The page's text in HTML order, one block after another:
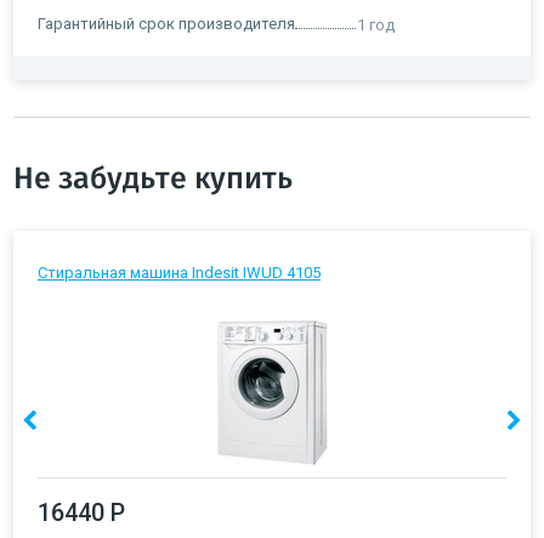
Гарантийный срок производителя 1 год
Не забудьте купить
Стиральная машина Indesit IWUD 4105
16440 Р